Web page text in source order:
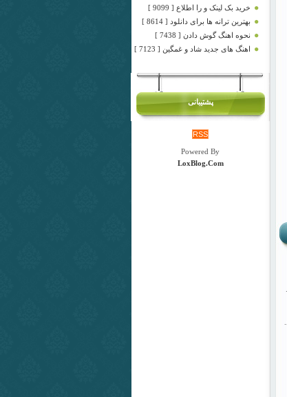
خرید بک لینک و را اطلاع [ 9099 ]
بهترین ترانه ها برای دانلود [ 8614 ]
نحوه اهنگ گوش دادن [ 7438 ]
اهنگ های جدید شاد و غمگین [ 7123 ]
پشتیبانی
RSS
Powered By
LoxBlog.Com